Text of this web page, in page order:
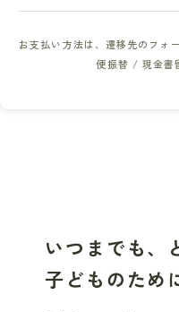
お支払い方法は、遷移先のフォー
便振替 / 現金書
いつまでも、
子どものため